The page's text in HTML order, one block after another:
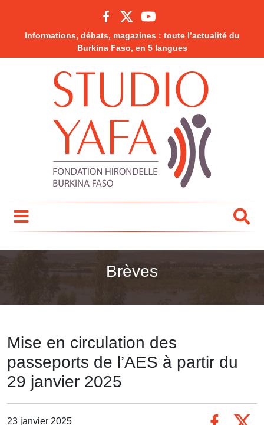
Informations, débats, magazines : toute l’actualité du
Burkina Faso, en 5 langues
Brèves
Mise en circulation des
passeports de l’AES à partir du
29 janvier 2025
23 janvier 2025